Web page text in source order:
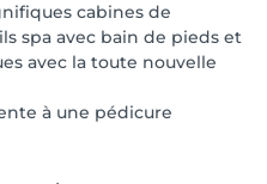
hommes, tailles de
à Howald, Concept
expérience bien-être
dans une
:
cabines de
spa avec bain de pieds et
avec la toute nouvelle
à une pédicure